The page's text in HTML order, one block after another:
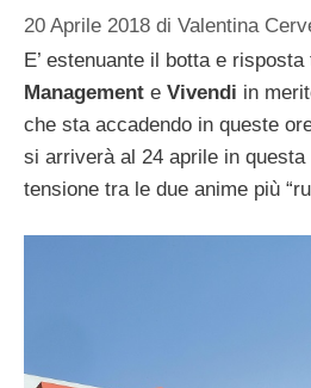
20 Aprile 2018 di Valentina
E’ estenuante il botta e risposta
Management e Vivendi in
che sta accadendo in queste
si arriverà al 24 aprile in
tensione tra le due anime più